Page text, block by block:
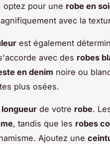
optez pour une robe en
avec la
est également
avec des robes
en denim noire ou
plus osées.
longueur de votre robe.
, tandis que les robes
Ajoutez une